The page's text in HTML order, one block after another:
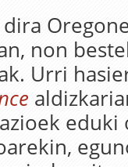
non
Urri